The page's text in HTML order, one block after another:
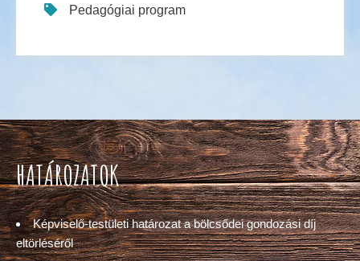
Pedagógiai program
HATÁROZATOK
Képviselő-testületi határozat a bölcsődei gondozási díj
eltörléséről